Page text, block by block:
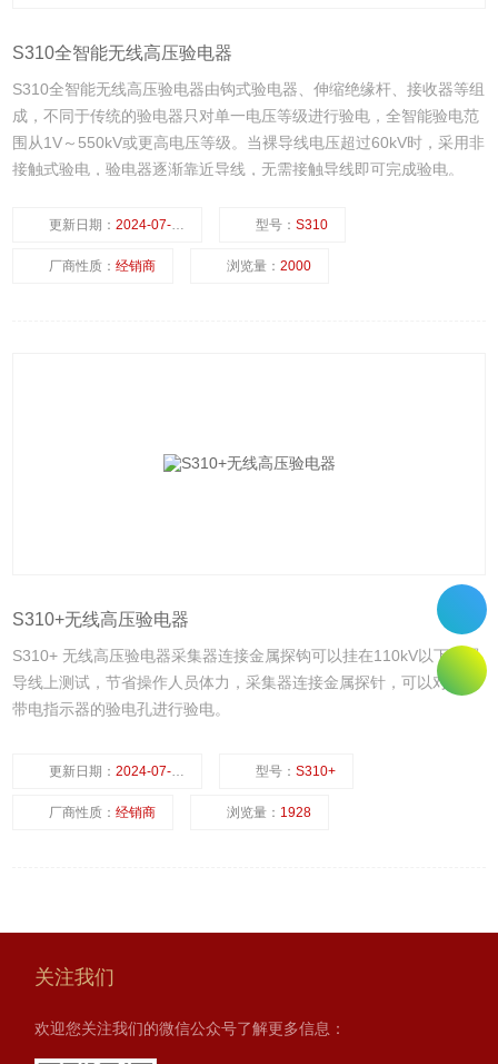
S310全智能无线高压验电器
S310全智能无线高压验电器由钩式验电器、伸缩绝缘杆、接收器等组
成，不同于传统的验电器只对单一电压等级进行验电，全智能验电范
围从1V～550kV或更高电压等级。当裸导线电压超过60kV时，采用非
接触式验电，验电器逐渐靠近导线，无需接触导线即可完成验电。
更新日期：2024-07-23 型号：S310
厂商性质：经销商 浏览量：2000
S310+无线高压验电器
S310+ 无线高压验电器采集器连接金属探钩可以挂在110kV以下的裸
导线上测试，节省操作人员体力，采集器连接金属探针，可以对二次
带电指示器的验电孔进行验电。
更新日期：2024-07-23 型号：S310+
厂商性质：经销商 浏览量： 1928
关注我们
欢迎您关注我们的微信公众号了解更多信息：